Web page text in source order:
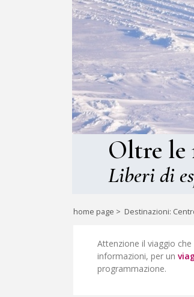
Oltre le
Liberi di
home page > Destinazioni:
Attenzione il viaggio
informazioni, per un
programmazione.